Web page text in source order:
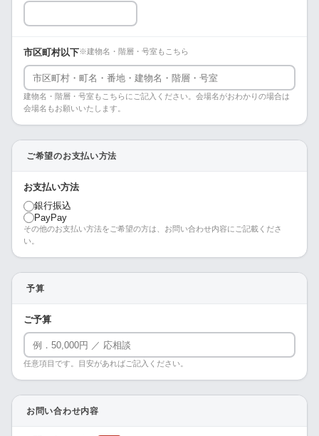
市区町村以下※建物名・階層・号室もこちら
建物名・階層・号室もこちらにご記入ください。会場名がおわかりの場合は
会場名もお願いいたします。
ご希望のお支払い方法
お支払い方法
銀行振込
PayPay
その他のお支払い方法をご希望の方は、お問い合わせ内容にご記載くださ
い。
予算
ご予算
任意項目です。目安があればご記入ください。
お問い合わせ内容